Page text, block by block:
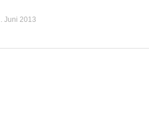
Juni 2013